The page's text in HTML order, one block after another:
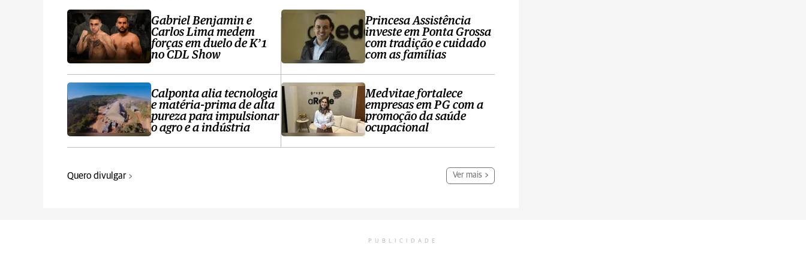
Gabriel Benjamin e
Carlos Lima medem
forças em duelo de K’1
no CDL Show
Calponta alia tecnologia
e matéria-prima de alta
pureza para impulsionar
o agro e a indústria
Princesa Assistência
investe em Ponta Grossa
com tradição e cuidado
com as famílias
Medvitae fortalece
empresas em PG com a
promoção da saúde
ocupacional
Quero divulgar Ver mais
PUBLICIDADE